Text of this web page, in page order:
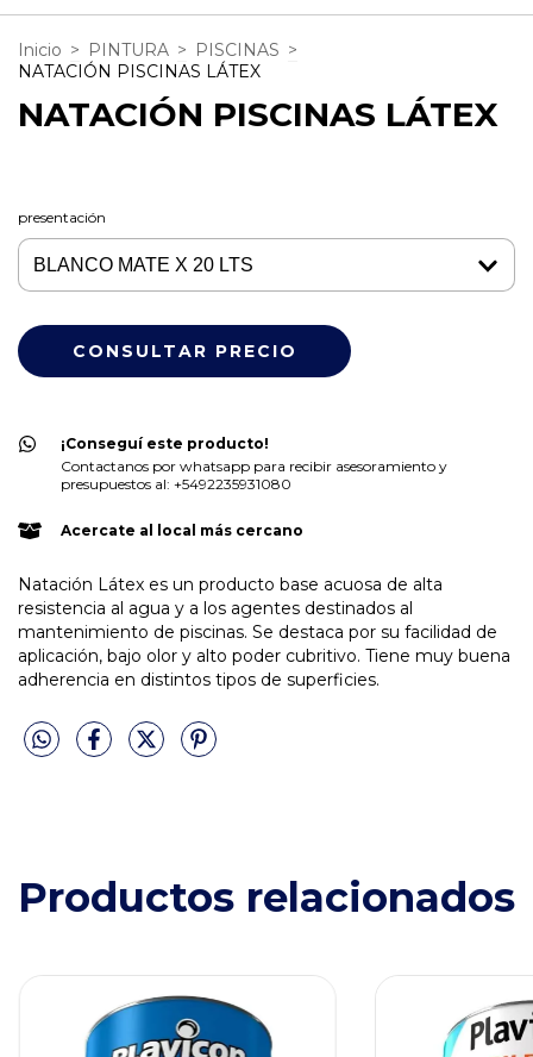
Inicio > PINTURA > PISCINAS >
NATACIÓN PISCINAS LÁTEX
NATACIÓN PISCINAS LÁTEX
presentación
¡Conseguí este producto!
Contactanos por whatsapp para recibir asesoramiento y
presupuestos al: +5492235931080
Acercate al local más cercano
Natación Látex es un producto base acuosa de alta
resistencia al agua y a los agentes destinados al
mantenimiento de piscinas. Se destaca por su facilidad de
aplicación, bajo olor y alto poder cubritivo. Tiene muy buena
adherencia en distintos tipos de superficies.
Productos relacionados